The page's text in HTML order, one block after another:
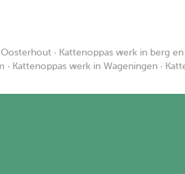
Oosterhout · Kattenoppas werk in berg
· Kattenoppas werk in Wageningen ·